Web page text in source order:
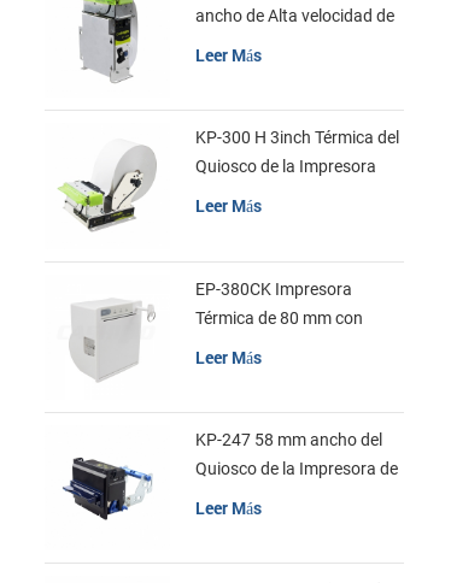
ancho de Alta velocidad de
la Impresora Térmica del
Leer Más
KP-300 H 3inch Térmica del
Quiosco de la Impresora
Módulo de
Leer Más
EP-380CK Impresora
Térmica de 80 mm con
Leer Más
KP-247 58 mm ancho del
Quiosco de la Impresora de
Leer Más